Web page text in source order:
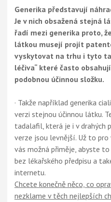
Generika představují
Je v nich obsažená stejná
řadí mezi generika proto,
látkou musejí projít
vyskytovat na trhu i tyto
léčiva“ které často
podobnou účinnou složku.
· Takže například generika
verzi stejnou účinnou látku.
tadalafil, která je i v drahých
verze jsou levnější. Už to
vás možná přiměje, abyste
bez lékařského předpisu a
internetu.
Chcete konečně něco, co
nezklame v těch nejlepších